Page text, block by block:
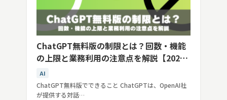
ChatGPT無料版の制限とは？回数・機能
の上限と業務利用の注意点を解説【2026
年最新】
AI
ChatGPT無料版でできること ChatGPTは、OpenAI社
が提供する対話…